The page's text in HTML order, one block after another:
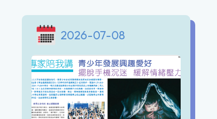
2026-07-08